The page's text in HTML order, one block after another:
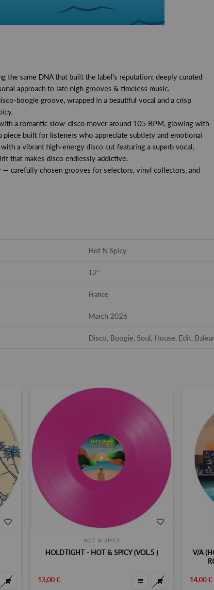
the same DNA that built the label’s reputation: deeply curated
approach to late nigh grooves & timeless music.
boogie groove, wrapped in a beautiful vocal and a crisp
a romantic slow-disco mover around 105 BPM, glowing with
built for listeners who appreciate subtlety and emotional
a vibrant high-energy disco cut featuring a superb vocal,
that makes disco endlessly addictive.
— carefully chosen grooves for selectors, vinyl collectors, and
Hot N Spicy
12"
France
March 2026
Disco, Boogie, Soul, House, Edit,
HOT N' SPICY
HOLDTIGHT - HOT & SPICY (VOL.5 )
13,00 €
V/A
14,00 €